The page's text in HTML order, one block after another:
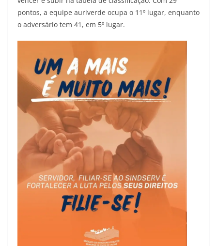
pontos, a equipe auriverde ocupa o 11º lugar, enquanto
o adversário tem 41, em 5º lugar.